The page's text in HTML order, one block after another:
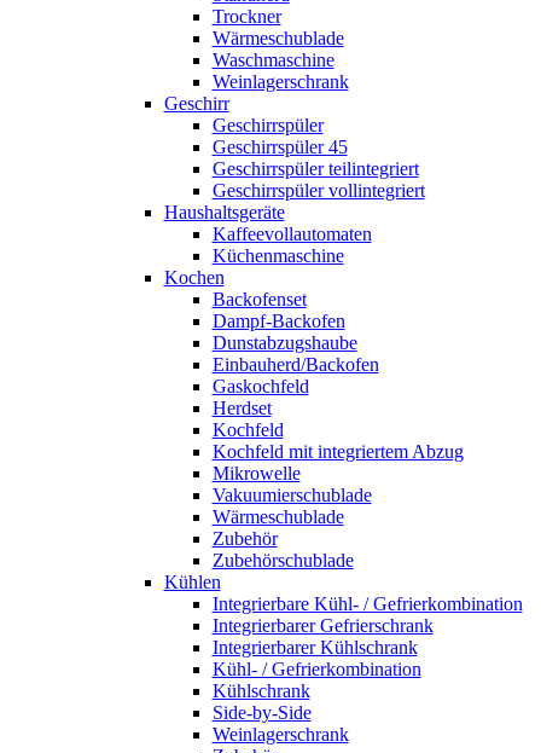
Trockner
Wärmeschublade
Waschmaschine
Weinlagerschrank
Geschirr
Geschirrspüler
Geschirrspüler 45
Geschirrspüler teilintegriert
Geschirrspüler vollintegriert
Haushaltsgeräte
Kaffeevollautomaten
Küchenmaschine
Kochen
Backofenset
Dampf-Backofen
Dunstabzugshaube
Einbauherd/Backofen
Gaskochfeld
Herdset
Kochfeld
Kochfeld mit integriertem Abzug
Mikrowelle
Vakuumierschublade
Wärmeschublade
Zubehör
Zubehörschublade
Kühlen
Integrierbare Kühl- / Gefrierkombination
Integrierbarer Gefrierschrank
Integrierbarer Kühlschrank
Kühl- / Gefrierkombination
Kühlschrank
Side-by-Side
Weinlagerschrank